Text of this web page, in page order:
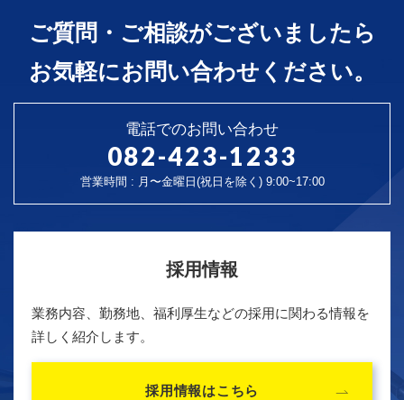
ご質問・ご相談がございましたら
お気軽にお問い合わせください。
電話でのお問い合わせ
082-423-1233
営業時間 : 月〜金曜日(祝日を除く) 9:00~17:00
採用情報
業務内容、勤務地、福利厚生などの採用に関わる情報を
詳しく紹介します。
採用情報はこちら